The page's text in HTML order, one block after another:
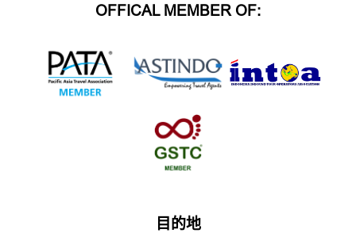
OFFICAL MEMBER OF:
目的地